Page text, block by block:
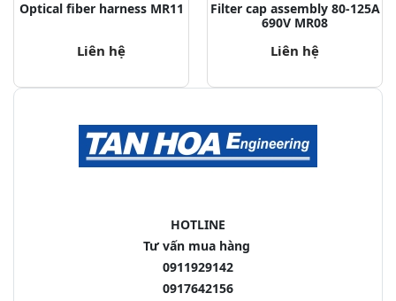
Optical fiber harness MR11
Liên hệ
Filter cap assembly 80-125A
690V MR08
Liên hệ
HOTLINE
Tư vấn mua hàng
0911929142
0917642156